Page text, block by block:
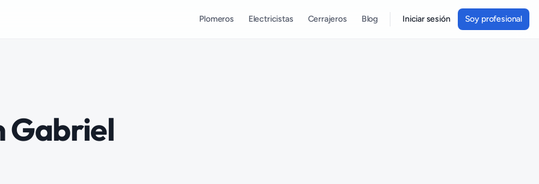
Plomeros Electricistas Cerrajeros Blog Iniciar sesión Soy profesional
Gabriel